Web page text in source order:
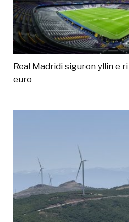
Real Madridi siguron yllin e
euro